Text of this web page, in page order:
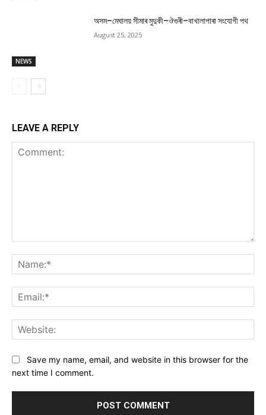
NEWS
অসম–মেঘালয় সীমাৰ মুদুকী–ঔগুৰী–বাখালাপাৰা সংযোগী পথ
August 25, 2025
LEAVE A REPLY
Save my name, email, and website in this browser for the
next time I comment.